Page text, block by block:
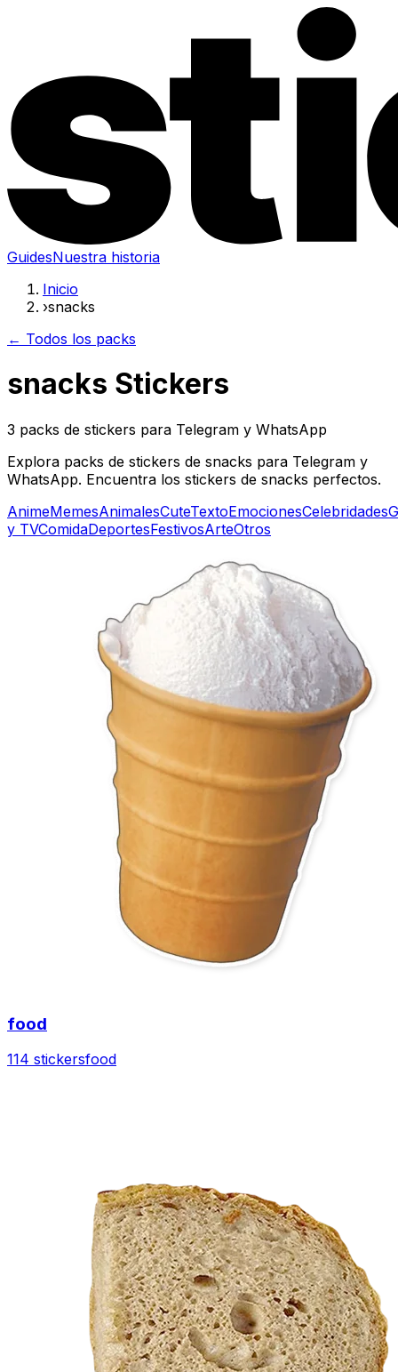
GuidesNuestra historia
Inicio
›snacks
← Todos los packs
snacks Stickers
3 packs de stickers para Telegram y WhatsApp
Explora packs de stickers de snacks para Telegram y
WhatsApp. Encuentra los stickers de snacks perfectos.
AnimeMemesAnimalesCuteTextoEmocionesCelebridades
y TVComidaDeportesFestivosArteOtros
food
114 stickersfood